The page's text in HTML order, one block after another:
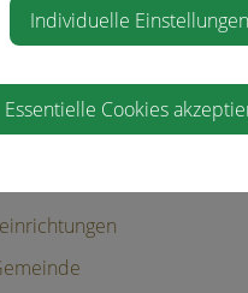
& BÜRGERSERVICE
Individuelle Einstellungen
Essentielle Cookies